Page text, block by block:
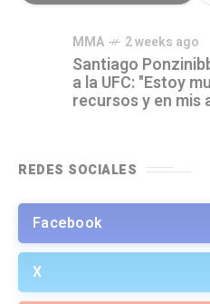
MMA 2 weeks ago
Santiago
a la UFC: "Estoy
recursos y en mis
REDES SOCIALES
Facebook
X